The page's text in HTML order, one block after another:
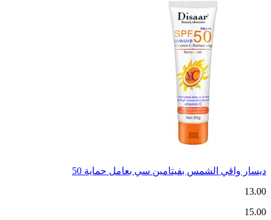
ديسار واقي الشمس بفيتامين سي بعامل حماية 50
13.00
15.00